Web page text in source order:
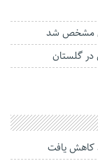
مشخص شد
در گلستان